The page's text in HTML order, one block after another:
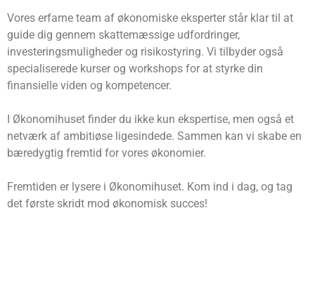
Vores erfarne team af økonomiske eksperter står klar til at
guide dig gennem skattemæssige udfordringer,
investeringsmuligheder og risikostyring. Vi tilbyder også
specialiserede kurser og workshops for at styrke din
finansielle viden og kompetencer.
I Økonomihuset finder du ikke kun ekspertise, men også et
netværk af ambitiøse ligesindede. Sammen kan vi skabe en
bæredygtig fremtid for vores økonomier.
Fremtiden er lysere i Økonomihuset. Kom ind i dag, og tag
det første skridt mod økonomisk succes!